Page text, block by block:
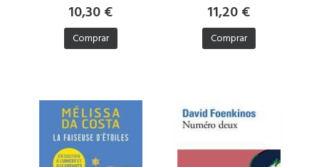
10,30 €
Comprar
11,20 €
Comprar